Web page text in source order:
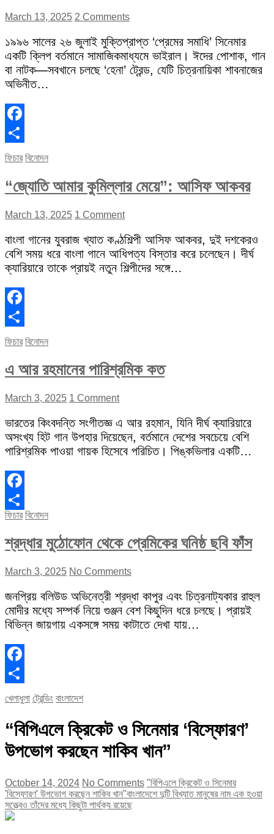
March 13, 2025 2 Comments
১৯৯৬ সালের ২৬ জুলাই মুক্তিপ্রাপ্ত ‘প্রেমের সমাধি’ সিনেমার
একটি ক্লিপ বর্তমানে সামাজিকমাধ্যমে ভাইরাল। ঈদের পোশাক, গান
বা নাটক—সবখানে চলছে ‘হেনা’ ট্রেন্ড, যেটি চিত্রনায়িকা শাবনাজের
অভিনীত…
Facebook
Share
ফিচার বিনোদন
“জ্যোতি আমার কুমিল্লার মেয়ে”: আসিফ আকবর
March 13, 2025 1 Comment
বাংলা গানের যুবরাজ খ্যাত কণ্ঠশিল্পী আসিফ আকবর, দুই দশকেরও
বেশি সময় ধরে বাংলা গানে আধিপত্য বিস্তার করে চলেছেন। দীর্ঘ
ক্যারিয়ারে তাকে প্রায়ই নতুন শিল্পীদের সঙ্গে…
Facebook
Share
ফিচার বিনোদন
এ আর রহমানের পারিশ্রমিক কত
March 3, 2025 1 Comment
ভারতের কিংবদন্তি সংগীতজ্ঞ এ আর রহমান, যিনি দীর্ঘ ক্যারিয়ারে
অসংখ্য হিট গান উপহার দিয়েছেন, বর্তমানে দেশের সবচেয়ে বেশি
পারিশ্রমিক পাওয়া গায়ক হিসেবে পরিচিত। পিঙ্কভিলার একটি…
Facebook
Share
ফিচার বিনোদন
শ্রদ্ধার মুঠোফোন থেকে প্রেমিকের ঘনিষ্ঠ ছবি ফাঁস
March 3, 2025 No Comments
জনপ্রিয় বলিউড অভিনেত্রী শ্রদ্ধা কাপুর এবং চিত্রনাট্যকার রাহুল
মোদীর মধ্যে সম্পর্ক নিয়ে গুঞ্জন বেশ কিছুদিন ধরে চলছে। প্রায়ই
বিভিন্ন জায়গায় একসঙ্গে সময় কাটাতে দেখা যায়…
Facebook
Share
খেলাধুলা ট্রেন্ডিং বাংলাদেশ
“বিপিএলে ক্রিকেট ও সিনেমার ‘বিস্ফোরণ’
উপভোগ করছেন শাকিব খান”
October 14, 2024 No Comments "বিপিএলে ক্রিকেট ও সিনেমার
'বিস্ফোরণ' উপভোগ করছেন শাকিব খান"বাংলাদেশে দুটি বিখ্যাত মানুষের নাম এক হওয়া
সত্ত্বেও তাঁদের মধ্যে কিছুটা পার্থক্য রয়েছে